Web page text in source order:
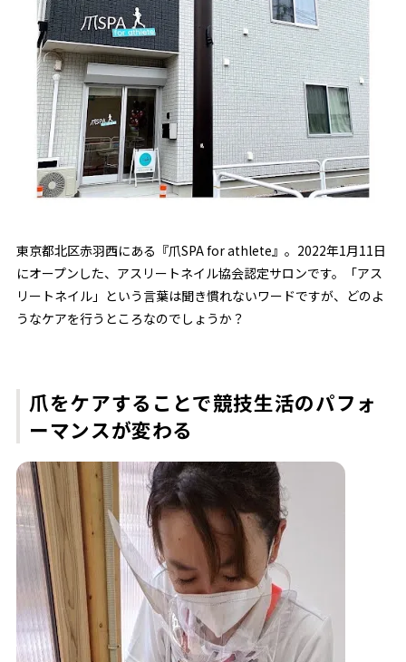
東京都北区赤羽西にある『爪SPA for athlete』。2022年1月11日
にオープンした、アスリートネイル協会認定サロンです。「アス
リートネイル」という言葉は聞き慣れないワードですが、どのよ
うなケアを行うところなのでしょうか？
爪をケアすることで競技生活のパフォ
ーマンスが変わる